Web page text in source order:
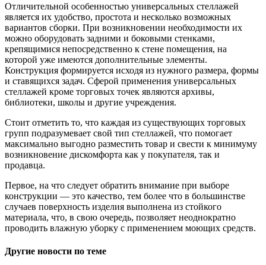
Отличительной особенностью универсальных стеллажей
является их удобство, простота и несколько возможных
вариантов сборки. При возникновении необходимости их
можно оборудовать задними и боковыми стенками,
крепящимися непосредственно к стене помещения, на
которой уже имеются дополнительные элементы.
Конструкция формируется исходя из нужного размера, формы
и ставящихся задач. Сферой применения универсальных
стеллажей кроме торговых точек являются архивы,
библиотеки, школы и другие учреждения.
Стоит отметить то, что каждая из существующих торговых
групп подразумевает свой тип стеллажей, что помогает
максимально выгодно разместить товар и свести к минимуму
возникновение дискомфорта как у покупателя, так и
продавца.
Первое, на что следует обратить внимание при выборе
конструкции — это качество, тем более что в большинстве
случаев поверхность изделия выполнена из стойкого
материала, что, в свою очередь, позволяет неоднократно
проводить влажную уборку с применением моющих средств.
Другие новости по теме